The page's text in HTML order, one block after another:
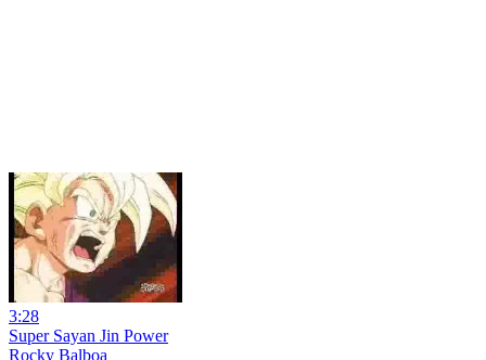
3:28
Super Sayan Jin Power
Rocky Balboa